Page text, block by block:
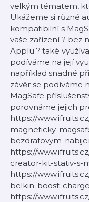
velkým tématem,
Ukážeme si různé
kompatibilní s
vaše zařízení ? bez
Applu ? také
podíváme na její
například snadné
závěr se podíváme
MagSafe
porovnáme jejich
https://
magneticky-
bezdratovym-
https://
creator-kit-stativ-s-
https://
belkin-boost-
https://